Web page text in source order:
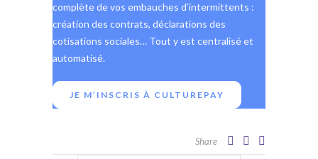
complète de vos embauches d’intermittents :
création des contrats, déclarations des
cotisations sociales… Tout y est centralisé et
automatisé.
JE M’INSCRIS À CULTUREPAY
Share